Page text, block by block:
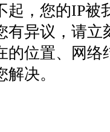
起，您的IP被
有异议，请立
的位置、网络
解决。